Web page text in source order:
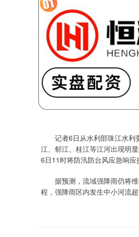
记者6日从水利部珠江水利委
江、郁江、桂江等江河出现明
6日11时将防汛防台风应急响应
据预测，流域强降雨仍将维
程，强降雨区内发生中小河流